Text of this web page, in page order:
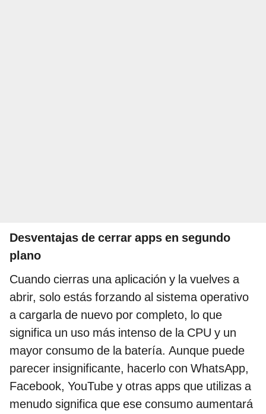
Desventajas de cerrar apps en segundo
plano
Cuando cierras una aplicación y la vuelves a
abrir, solo estás forzando al sistema operativo
a cargarla de nuevo por completo, lo que
significa un uso más intenso de la CPU y un
mayor consumo de la batería. Aunque puede
parecer insignificante, hacerlo con WhatsApp,
Facebook, YouTube y otras apps que utilizas a
menudo significa que ese consumo aumentará